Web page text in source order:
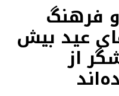
فرهنگ
عید بیش
از